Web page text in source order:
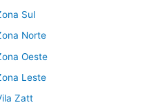
Sul
Norte
Oeste
Leste
Zatt